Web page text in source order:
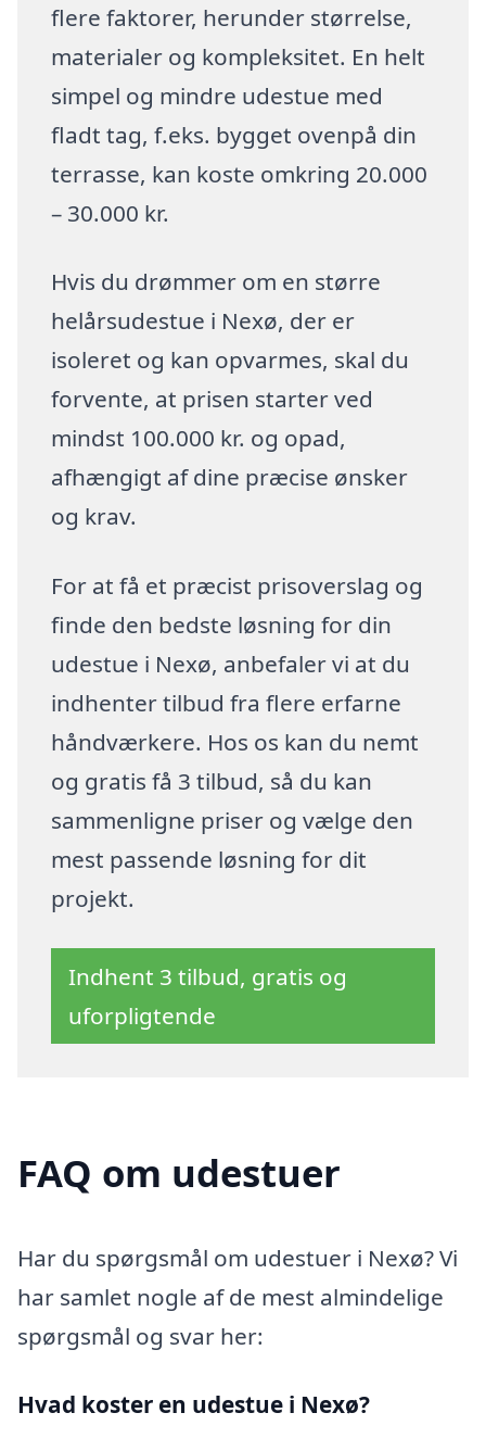
flere faktorer, herunder størrelse,
materialer og kompleksitet. En helt
simpel og mindre udestue med
fladt tag, f.eks. bygget ovenpå din
terrasse, kan koste omkring 20.000
– 30.000 kr.
Hvis du drømmer om en større
helårsudestue i Nexø, der er
isoleret og kan opvarmes, skal du
forvente, at prisen starter ved
mindst 100.000 kr. og opad,
afhængigt af dine præcise ønsker
og krav.
For at få et præcist prisoverslag og
finde den bedste løsning for din
udestue i Nexø, anbefaler vi at du
indhenter tilbud fra flere erfarne
håndværkere. Hos os kan du nemt
og gratis få 3 tilbud, så du kan
sammenligne priser og vælge den
mest passende løsning for dit
projekt.
Indhent 3 tilbud, gratis og
uforpligtende
FAQ om udestuer
Har du spørgsmål om udestuer i Nexø? Vi
har samlet nogle af de mest almindelige
spørgsmål og svar her:
Hvad koster en udestue i Nexø?